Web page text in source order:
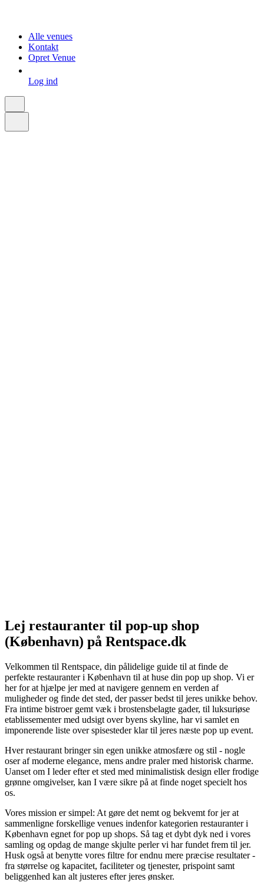
Alle venues
Kontakt
Opret Venue
Log ind
Lej restauranter til pop-up shop
(København) på Rentspace.dk
Velkommen til Rentspace, din pålidelige guide til at finde de
perfekte restauranter i København til at huse din pop up shop. Vi er
her for at hjælpe jer med at navigere gennem en verden af
muligheder og finde det sted, der passer bedst til jeres unikke behov.
Fra intime bistroer gemt væk i brostensbelagte gader, til luksuriøse
etablissementer med udsigt over byens skyline, har vi samlet en
imponerende liste over spisesteder klar til jeres næste pop up event.
Hver restaurant bringer sin egen unikke atmosfære og stil - nogle
oser af moderne elegance, mens andre praler med historisk charme.
Uanset om I leder efter et sted med minimalistisk design eller frodige
grønne omgivelser, kan I være sikre på at finde noget specielt hos
os.
Vores mission er simpel: At gøre det nemt og bekvemt for jer at
sammenligne forskellige venues indenfor kategorien restauranter i
København egnet for pop up shops. Så tag et dybt dyk ned i vores
samling og opdag de mange skjulte perler vi har fundet frem til jer.
Husk også at benytte vores filtre for endnu mere præcise resultater -
fra størrelse og kapacitet, faciliteter og tjenester, prispoint samt
beliggenhed kan alt justeres efter jeres ønsker.